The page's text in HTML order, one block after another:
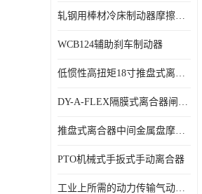
轧钢用棒材冷床制动器摩擦片218
WCB124辅助刹车制动器
低惯性高扭矩18寸推盘式离合器中心盘齿盘W18-11-101
DY-A-FLEX隔膜式离合器闸瓦总成7015125A
推盘式离合器中间金属盘摩擦盘18寸
PTO机械式手扳式手动离合器
工业上所需的动力传输气动离合器WCB424